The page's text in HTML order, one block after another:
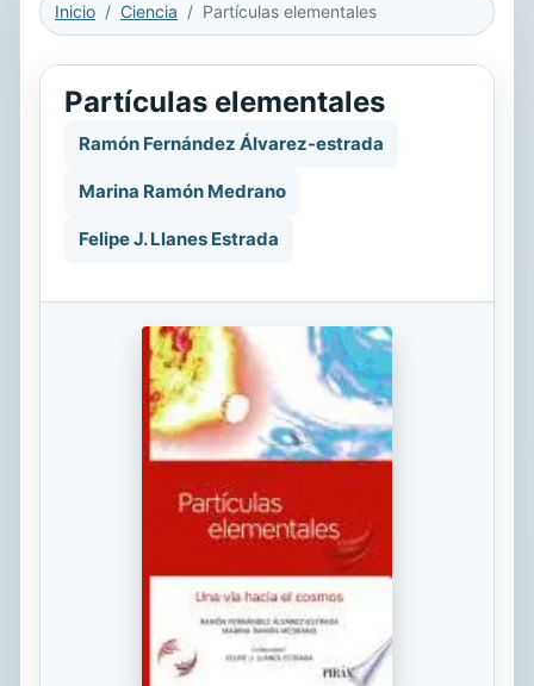
Inicio Ciencia Partículas elementales
Partículas elementales
Ramón Fernández Álvarez-estrada
Marina Ramón Medrano
Felipe J. Llanes Estrada